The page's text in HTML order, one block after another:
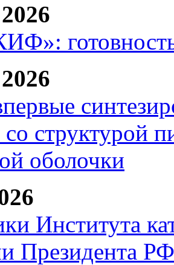
готовность
со структурой
оболочки
Института
Президента РФ